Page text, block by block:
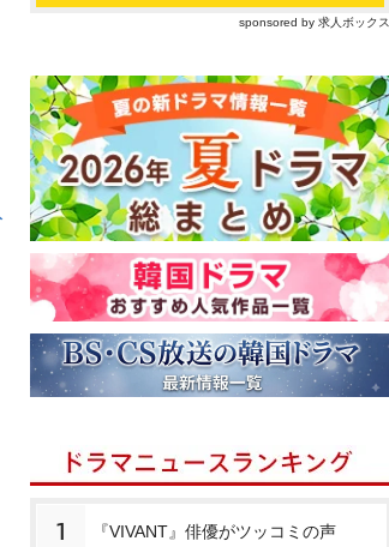
sponsored by 求人ボックス
1 『VIVANT』俳優がツッコミの声